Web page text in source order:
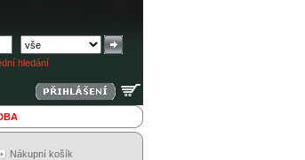
hledání
Nákupní košík